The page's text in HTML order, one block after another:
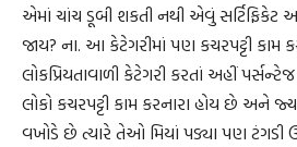
એમાં ચાંચ ડૂબી શકતી નથી એવું
જાય? ના. આ કેટેગરીમાં પણ કચરપટ્ટી કામ
લોકપ્રિયતાવાળી કેટેગરી કરતાં અહીં
લોકો કચરપટ્ટી કામ કરનારા હોય છે અને
વખોડે છે ત્યારે તેઓ મિયાં પડ્યા પણ ટંગડી